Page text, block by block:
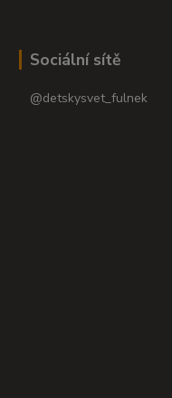
Sociální sítě
@detskysvet_fulnek